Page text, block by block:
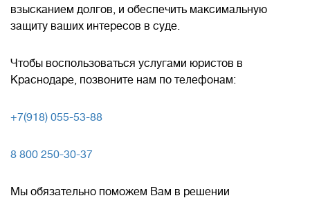
взысканием долгов, и обеспечить максимальную
защиту ваших интересов в суде.
Чтобы воспользоваться услугами юристов в
Краснодаре, позвоните нам по телефонам:
+7(918) 055-53-88
8 800 250-30-37
Мы обязательно поможем Вам в решении